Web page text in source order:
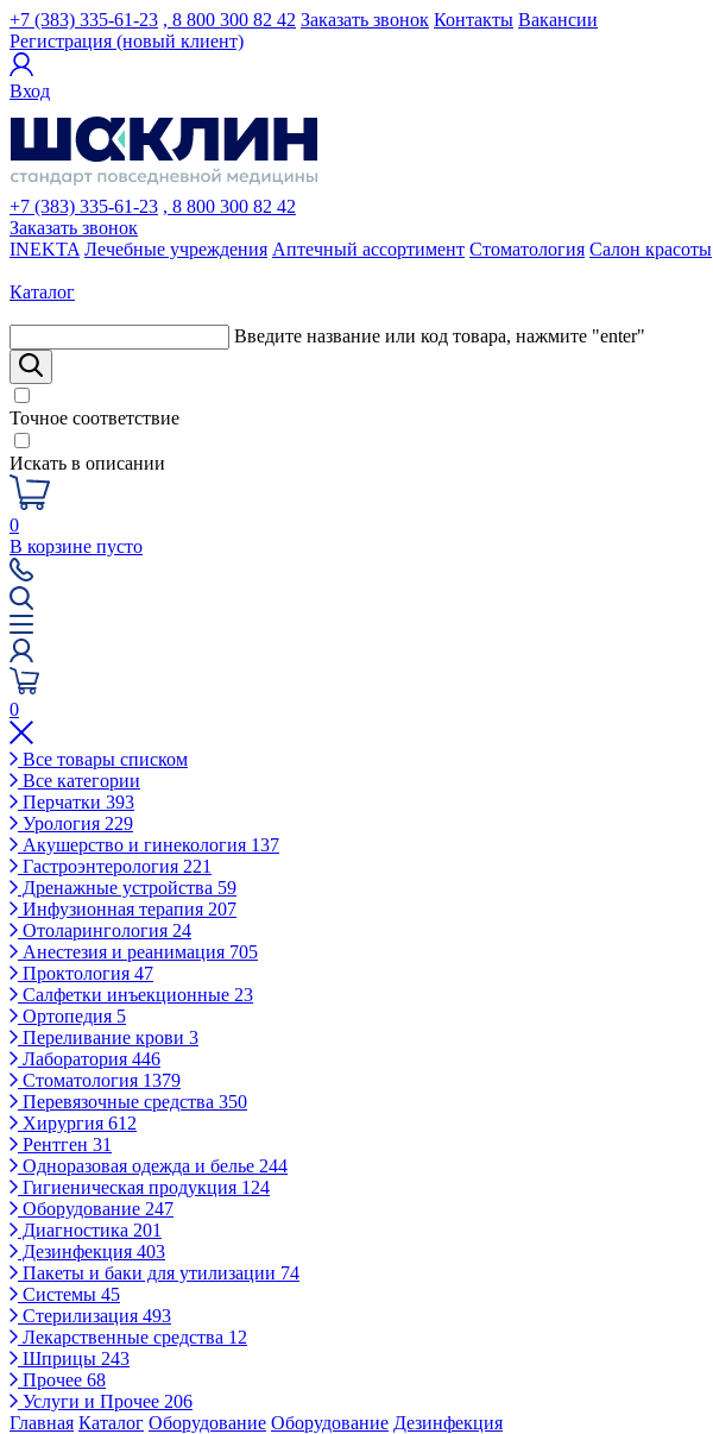
+7 (383) 335-61-23 , 8 800 300 82 42 Заказать звонок Контакты Вакансии
Регистрация (новый клиент)
Вход
+7 (383) 335-61-23 , 8 800 300 82 42
Заказать звонок
INEKTA Лечебные учреждения Аптечный ассортимент Стоматология Салон красоты
Каталог
Введите название или код товара, нажмите "enter"
Точное соответствие
Искать в описании
0
В корзине пусто
0
Все товары списком
Все категории
Перчатки 393
Урология 229
Акушерство и гинекология 137
Гастроэнтерология 221
Дренажные устройства 59
Инфузионная терапия 207
Отоларингология 24
Анестезия и реанимация 705
Проктология 47
Салфетки инъекционные 23
Ортопедия 5
Переливание крови 3
Лаборатория 446
Стоматология 1379
Перевязочные средства 350
Хирургия 612
Рентген 31
Одноразовая одежда и белье 244
Гигиеническая продукция 124
Оборудование 247
Диагностика 201
Дезинфекция 403
Пакеты и баки для утилизации 74
Системы 45
Стерилизация 493
Лекарственные средства 12
Шприцы 243
Прочее 68
Услуги и Прочее 206
Главная Каталог Оборудование Оборудование Дезинфекция